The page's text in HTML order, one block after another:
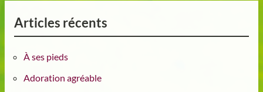
Articles récents
À ses pieds
Adoration agréable